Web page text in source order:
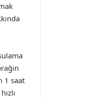
1 saat